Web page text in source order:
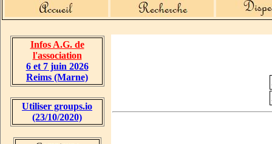
Infos A.G. de
l'association
6 et 7 juin 2026
Reims (Marne)
Utiliser groups.io
(23/10/2020)